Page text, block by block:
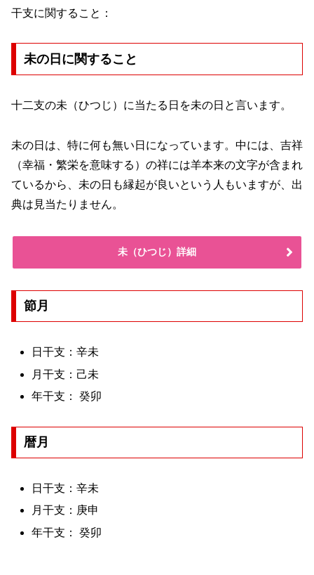
干支に関すること：
未の日に関すること
十二支の未（ひつじ）に当たる日を未の日と言います。
未の日は、特に何も無い日になっています。中には、吉祥
（幸福・繁栄を意味する）の祥には羊本来の文字が含まれ
ているから、未の日も縁起が良いという人もいますが、出
典は見当たりません。
未（ひつじ）詳細
節月
日干支：辛未
月干支：己未
年干支： 癸卯
暦月
日干支：辛未
月干支：庚申
年干支： 癸卯